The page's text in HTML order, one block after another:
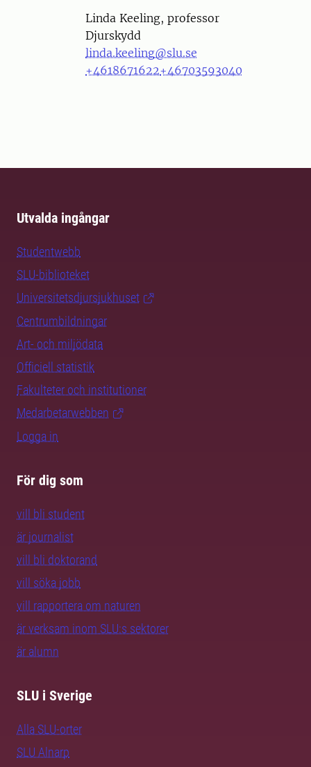
PersonLinda Keeling, professor
Djurskydd
linda.keeling@slu.se
+4618671622+46703593040
Utvalda ingångar
Studentwebb
SLU-biblioteket
Universitetsdjursjukhuset
Centrumbildningar
Art- och miljödata
Officiell statistik
Fakulteter och institutioner
Medarbetarwebben
Logga in
För dig som
vill bli student
är journalist
vill bli doktorand
vill söka jobb
vill rapportera om naturen
är verksam inom SLU:s sektorer
är alumn
SLU i Sverige
Alla SLU-orter
SLU Alnarp